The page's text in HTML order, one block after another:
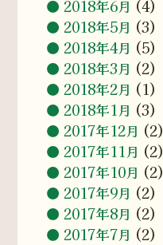
2018年6月 (4)
2018年5月 (3)
2018年4月 (5)
2018年3月 (2)
2018年2月 (1)
2018年1月 (3)
2017年12月 (2)
2017年11月 (2)
2017年10月 (2)
2017年9月 (2)
2017年8月 (2)
2017年7月 (2)